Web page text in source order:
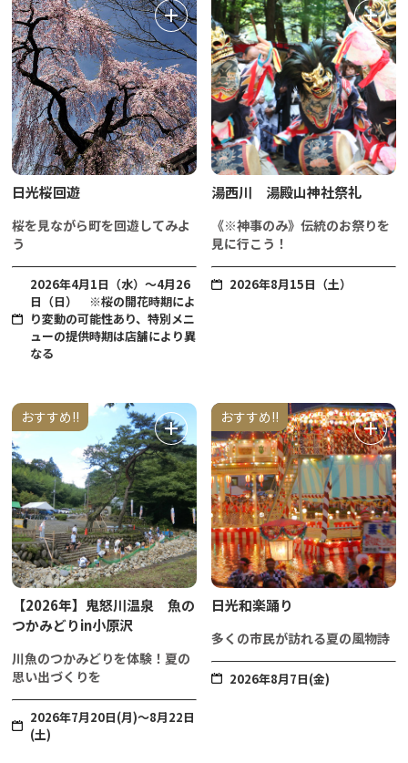
日光桜回遊
桜を見ながら町を回遊してみよ
う
2026年4月1日（水）～4月26
日（日） ※桜の開花時期によ
り変動の可能性あり、特別メニ
ューの提供時期は店舗により異
なる
湯西川 湯殿山神社祭礼
《※神事のみ》伝統のお祭りを
見に行こう！
2026年8月15日（土）
おすすめ!!
【2026年】鬼怒川温泉 魚の
つかみどりin小原沢
川魚のつかみどりを体験！夏の
思い出づくりを
2026年7月20日(月)～8月22日
(土)
おすすめ!!
日光和楽踊り
多くの市民が訪れる夏の風物詩
2026年8月7日(金)